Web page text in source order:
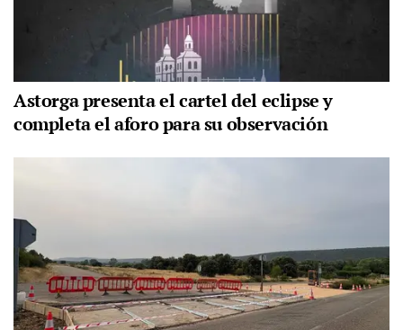
Astorga presenta el cartel del eclipse y
completa el aforo para su observación